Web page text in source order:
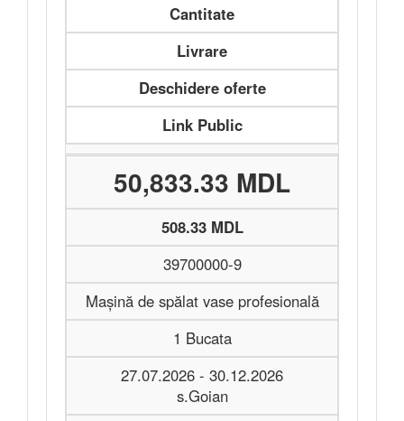
Cantitate
Livrare
Deschidere oferte
Link Public
50,833.33 MDL
508.33 MDL
39700000-9
Mașină de spălat vase profesională
1 Bucata
27.07.2026 - 30.12.2026
s.Goian